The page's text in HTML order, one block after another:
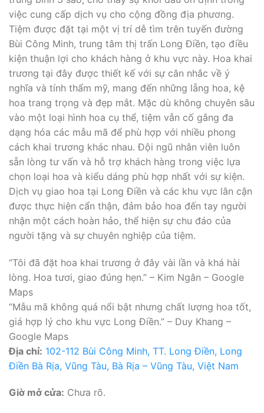
việc cung cấp dịch vụ cho cộng đồng địa phương.
Tiệm được đặt tại một vị trí dễ tìm trên tuyến đường
Bùi Công Minh, trung tâm thị trấn Long Điền, tạo điều
kiện thuận lợi cho khách hàng ở khu vực này. Hoa khai
trương tại đây được thiết kế với sự cân nhắc về ý
nghĩa và tính thẩm mỹ, mang đến những lẵng hoa, kệ
hoa trang trọng và đẹp mắt. Mặc dù không chuyên sâu
vào một loại hình hoa cụ thể, tiệm vẫn cố gắng đa
dạng hóa các mẫu mã để phù hợp với nhiều phong
cách khai trương khác nhau. Đội ngũ nhân viên luôn
sẵn lòng tư vấn và hỗ trợ khách hàng trong việc lựa
chọn loại hoa và kiểu dáng phù hợp nhất với sự kiện.
Dịch vụ giao hoa tại Long Điền và các khu vực lân cận
được thực hiện cẩn thận, đảm bảo hoa đến tay người
nhận một cách hoàn hảo, thể hiện sự chu đáo của
người tặng và sự chuyên nghiệp của tiệm.
“Tôi đã đặt hoa khai trương ở đây vài lần và khá hài
lòng. Hoa tươi, giao đúng hẹn.” – Kim Ngân – Google
Maps
“Mẫu mã không quá nổi bật nhưng chất lượng hoa tốt,
giá hợp lý cho khu vực Long Điền.” – Duy Khang –
Google Maps
Địa chỉ: 102-112 Bùi Công Minh, TT. Long Điền, Long
Điền Bà Rịa, Vũng Tàu, Bà Rịa – Vũng Tàu, Việt Nam
Giờ mở cửa: Chưa rõ.